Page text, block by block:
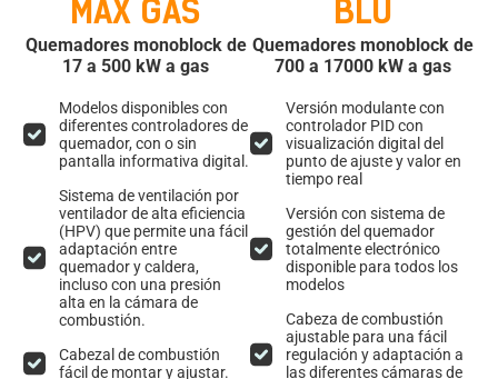
MAX GAS
Quemadores monoblock de
17 a 500 kW a gas
Modelos disponibles con
diferentes controladores de
quemador, con o sin
pantalla informativa digital.
Sistema de ventilación por
ventilador de alta eficiencia
(HPV) que permite una fácil
adaptación entre
quemador y caldera,
incluso con una presión
alta en la cámara de
combustión.
Cabezal de combustión
fácil de montar y ajustar.
BLU
Quemadores monoblock de
700 a 17000 kW a gas
Versión modulante con
controlador PID con
visualización digital del
punto de ajuste y valor en
tiempo real
Versión con sistema de
gestión del quemador
totalmente electrónico
disponible para todos los
modelos
Cabeza de combustión
ajustable para una fácil
regulación y adaptación a
las diferentes cámaras de